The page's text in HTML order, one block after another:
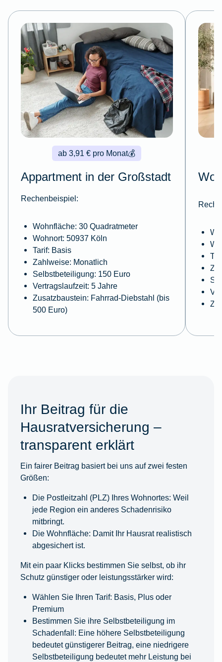
💰
ab 3,91 € pro Monat
Appartment in der Großstadt
Rechenbeispiel:
Wohnfläche: 30 Quadratmeter
Wohnort: 50937 Köln
Tarif: Basis
Zahlweise: Monatlich
Selbstbeteiligung: 150 Euro
Vertragslaufzeit: 5 Jahre
Zusatzbaustein: Fahrrad-Diebstahl (bis
500 Euro)
Ihr Beitrag für die
Hausratversicherung –
transparent erklärt
Ein fairer Beitrag basiert bei uns auf zwei festen
Größen:
Die Postleitzahl (PLZ) Ihres Wohnortes: Weil
jede Region ein anderes Schadenrisiko
mitbringt.
Die Wohnfläche: Damit Ihr Hausrat realistisch
abgesichert ist.
Mit ein paar Klicks bestimmen Sie selbst, ob ihr
Schutz günstiger oder leistungsstärker wird:
Wählen Sie Ihren Tarif: Basis, Plus oder
Premium
Bestimmen Sie ihre Selbstbeteiligung im
Schadenfall: Eine höhere Selbstbeteiligung
bedeutet günstigerer Beitrag, eine niedrigere
Selbstbeteiligung bedeutet mehr Leistung bei